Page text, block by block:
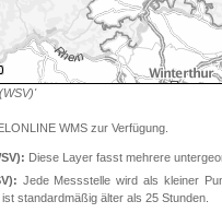
WMS zur Verfügung.
Diese Layer fasst mehrere
Jede Messstelle wird als kleiner
standardmäßig älter als 25 Stunden.